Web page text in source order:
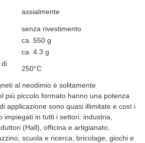
assialmente
senza rivestimento
ca. 550 g
ca. 4.3 g
di
250°C
al neodimio è solitamente
più piccolo formato hanno una potenza
applicazione sono quasi illimitate e così i
impiegati in tutti i settori: industria,
(Hall), officina e artigianato,
scuola e ricerca, bricolage, giochi e